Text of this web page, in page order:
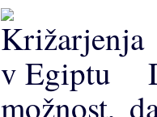
možnost,